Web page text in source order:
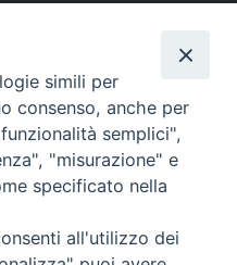
simili per
consenso, anche per
semplici",
"misurazione" e
specificato nella
all'utilizzo dei